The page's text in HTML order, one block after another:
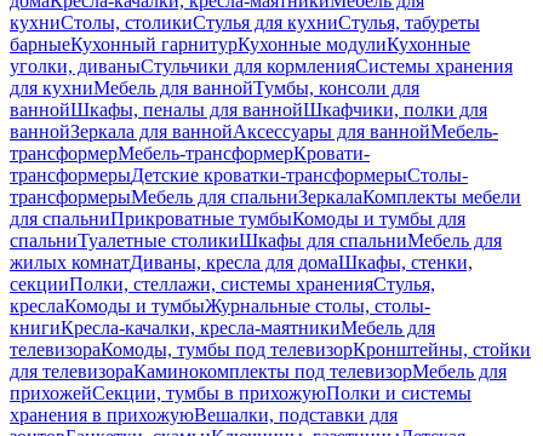
кухниСтолы, столикиСтулья для кухниСтулья, табуреты
барныеКухонный гарнитурКухонные модулиКухонные
уголки, диваныСтульчики для кормленияСистемы хранения
для кухниМебель для ваннойТумбы, консоли для
ваннойШкафы, пеналы для ваннойШкафчики, полки для
ваннойЗеркала для ваннойАксессуары для ваннойМебель-
трансформерМебель-трансформерКровати-
трансформерыДетские кроватки-трансформерыСтолы-
трансформерыМебель для спальниЗеркалаКомплекты мебели
для спальниПрикроватные тумбыКомоды и тумбы для
спальниТуалетные столикиШкафы для спальниМебель для
жилых комнатДиваны, кресла для домаШкафы, стенки,
секцииПолки, стеллажи, системы храненияСтулья,
креслаКомоды и тумбыЖурнальные столы, столы-
книгиКресла-качалки, кресла-маятникиМебель для
телевизораКомоды, тумбы под телевизорКронштейны, стойки
для телевизораКаминокомплекты под телевизорМебель для
прихожейСекции, тумбы в прихожуюПолки и системы
хранения в прихожуюВешалки, подставки для